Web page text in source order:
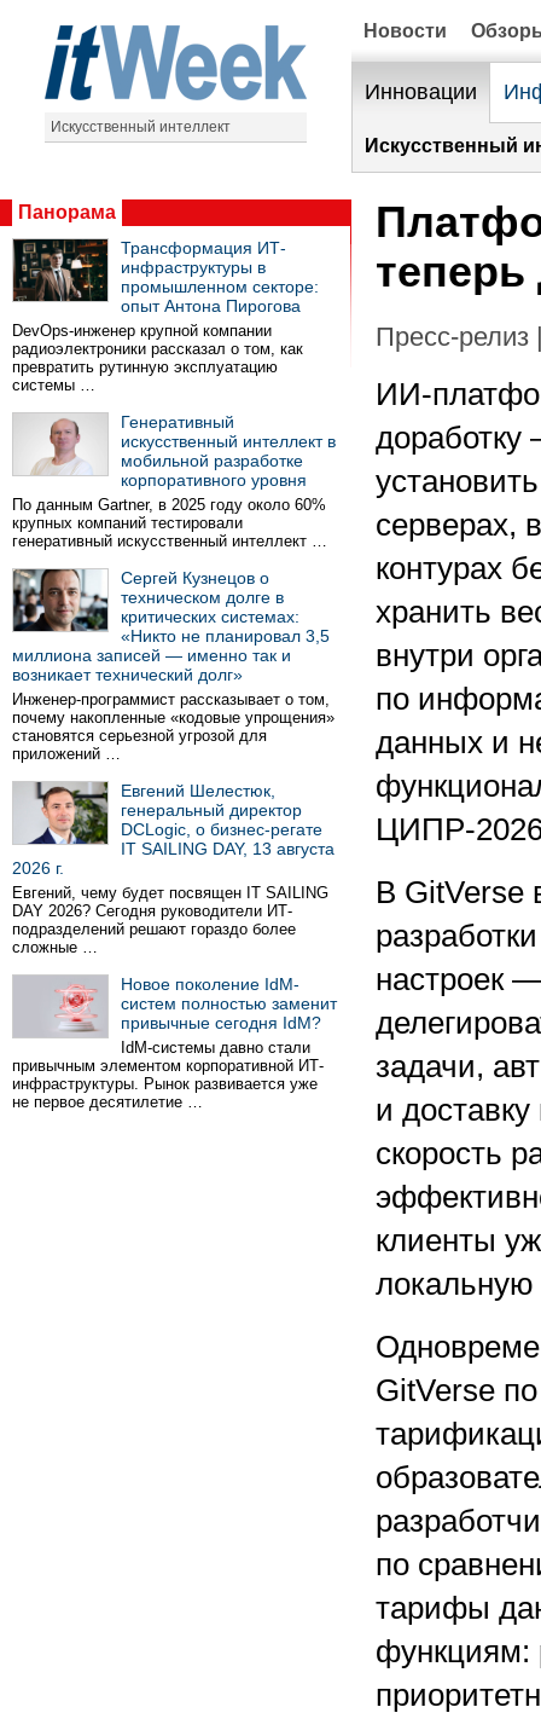
Искусственный интеллект
Новости
Инновации
Искусственный
Панорама
Трансформация ИТ-
инфраструктуры в
промышленном секторе:
опыт Антона Пирогова
DevOps-инженер крупной компании
радиоэлектроники рассказал о том, как
превратить рутинную эксплуатацию
системы …
Генеративный
искусственный интеллект в
мобильной разработке
корпоративного уровня
По данным Gartner, в 2025 году около 60%
крупных компаний тестировали
генеративный искусственный интеллект …
Сергей Кузнецов о
техническом долге в
критических системах:
«Никто не планировал 3,5
миллиона записей — именно так и
возникает технический долг»
Инженер-программист рассказывает о том,
почему накопленные «кодовые упрощения»
становятся серьезной угрозой для
приложений …
Евгений Шелестюк,
генеральный директор
DCLogic, о бизнес-регате
IT SAILING DAY, 13 августа
2026 г.
Евгений, чему будет посвящен IT SAILING
DAY 2026? Сегодня руководители ИТ-
подразделений решают гораздо более
сложные …
Новое поколение IdM-
систем полностью заменит
привычные сегодня IdM?
IdM-системы давно стали
привычным элементом корпоративной ИТ-
инфраструктуры. Рынок развивается уже
не первое десятилетие …
Пресс-релиз
ИИ-
доработку
серверах,
контурах
хранить
внутри
по
данных и
ЦИПР-
В GitVerse
настроек
задачи,
и
скорость
клиенты
GitVerse
по
тарифы
функциям: